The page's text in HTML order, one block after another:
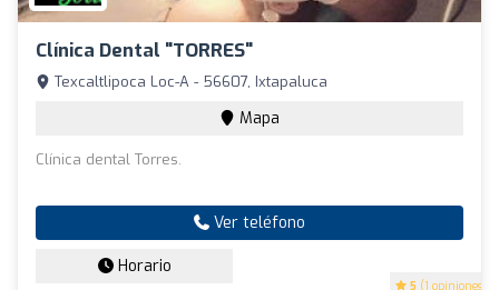
Clínica Dental "TORRES"
5 (1 opiniones)
Texcaltlipoca Loc-A - 56607, Ixtapaluca
Mapa
Clínica dental Torres.
Ver teléfono
Horario